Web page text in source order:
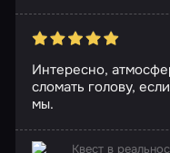
Интересно,
сломать голову,
мы.
Квест в